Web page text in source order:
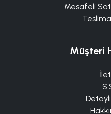
Mesafeli
Müşteri